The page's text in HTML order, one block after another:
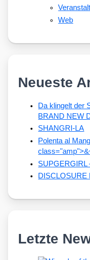
Web
Neueste
Da klingelt der
BRAND NEW
SHANGRI-LA
Polenta al
SUPGERGIRL
DISCLOSURE
Letzte